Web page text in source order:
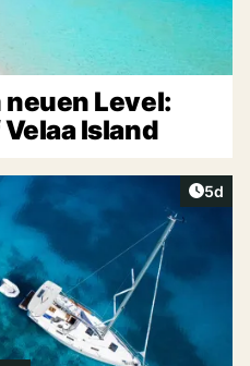
Level:
Island
5d